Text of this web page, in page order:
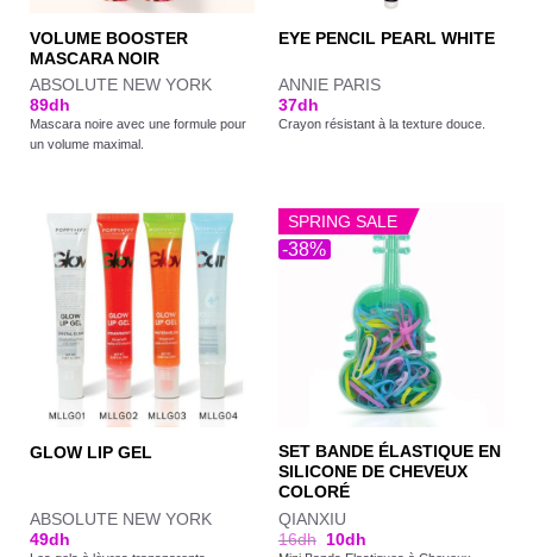
VOLUME BOOSTER
MASCARA NOIR
ABSOLUTE NEW YORK
89dh
Mascara noire avec une formule pour
un volume maximal.
EYE PENCIL PEARL WHITE
ANNIE PARIS
37dh
Crayon résistant à la texture douce.
GLOW LIP GEL
ABSOLUTE NEW YORK
49dh
-38%
SPRING SALE
SET BANDE ÉLASTIQUE EN
SILICONE DE CHEVEUX
COLORÉ
QIANXIU
16dh 10dh